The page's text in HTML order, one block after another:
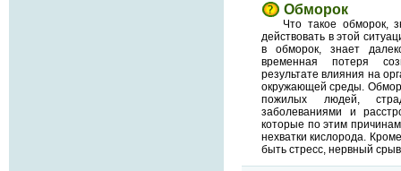
Обморок
Что такое обморок,
действовать в этой
в обморок, знает
временная потеря
результате влияния на
окружающей среды.
пожилых людей,
заболеваниями и
которые по этим
нехватки кислорода.
быть стресс, нервный